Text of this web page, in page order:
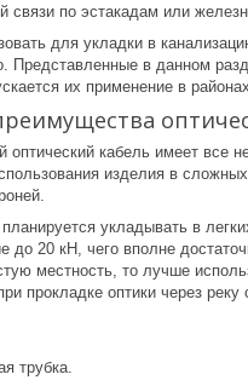
связи по эстакадам или
для укладки в
Представленные в данном
их применение в
оптический кабель имеет
изделия в
укладывать в
20 кН, чего вполне
местность, то лучше
прокладке оптики через
трубка.